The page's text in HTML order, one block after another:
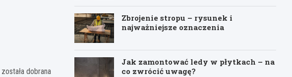
została dobrana
Zbrojenie stropu – rysunek i
najważniejsze oznaczenia
Jak zamontować ledy w płytkach – na
co zwrócić uwagę?